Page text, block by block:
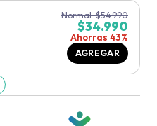
Normal:$54.990
$34.990
Ahorras 43%
AGREGAR